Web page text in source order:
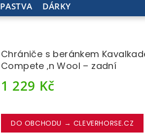
PASTVA DÁRKY
Chrániče s beránkem
Compete ‚n Wool – zadní
1 229 Kč
DO OBCHODU → CLEVERHORSE.CZ